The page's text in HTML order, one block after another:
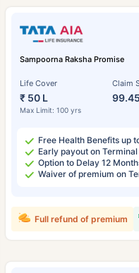
Sampoorna Raksha Promise
Life Cover
₹ 50 L
Max Limit: 100 yrs
Claim
Free Health Benefits up
Early payout on
Option to Delay 12
Waiver of premium on
Full refund of premium